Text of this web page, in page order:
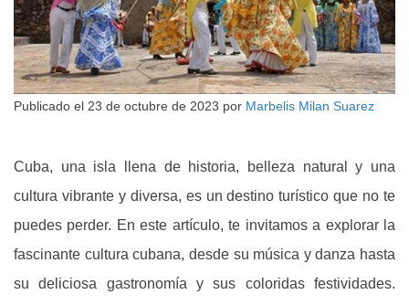
Publicado el 23 de octubre de 2023 por Marbelis Milan Suarez
Cuba, una isla llena de historia, belleza natural y una
cultura vibrante y diversa, es un destino turístico que no te
puedes perder. En este artículo, te invitamos a explorar la
fascinante cultura cubana, desde su música y danza hasta
su deliciosa gastronomía y sus coloridas festividades.